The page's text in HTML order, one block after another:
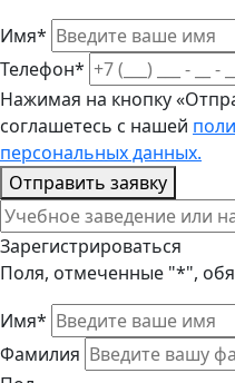
Имя*
Телефон*
Нажимая на кнопку
соглашетесь с нашей
персональных данных.
Отправить заявку
Зарегистрироваться
Поля, отмеченные "*",
Имя*
Фамилия